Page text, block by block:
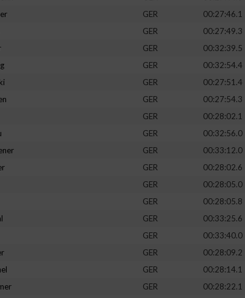
GER
00:27:46.1
GER
00:27:49.3
GER
00:32:39.5
GER
00:32:54.4
GER 00:27:51.4
GER
00:27:54.3
GER
00:28:02.1
GER
00:32:56.0
GER
00:33:12.0
GER 00:28:02.6
GER
00:28:05.0
GER
00:28:05.8
GER
00:33:25.6
GER
00:33:40.0
GER 00:28:09.2
GER
00:28:14.1
GER
00:28:22.1
Inhalte
von Daten aus